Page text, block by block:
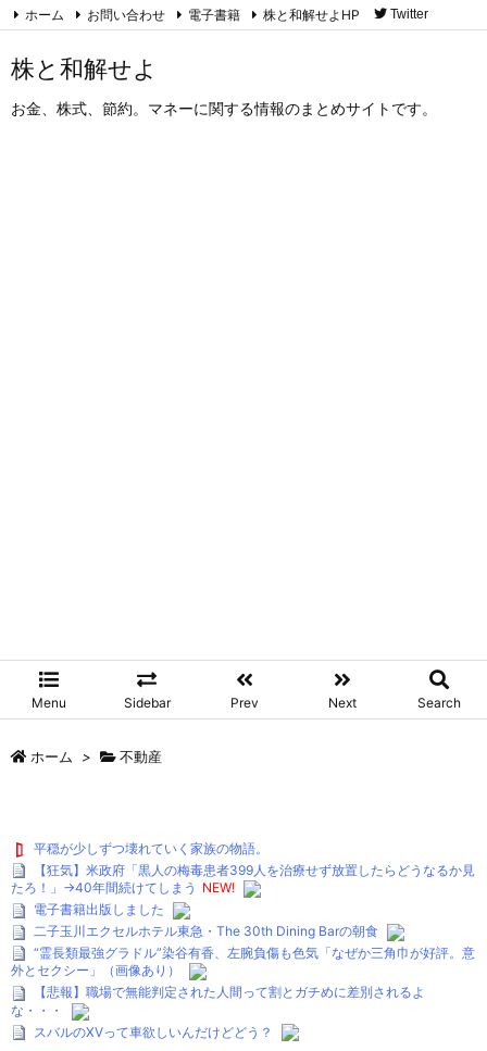
株と和解せよ
お金、株式、節約。マネーに関する情報のまとめサイトです。
Menu Sidebar Prev Next Search
ホーム お問い合わせ 電子書籍 株と和解せよHP
Twitter
ホーム > 不動産
平穏が少しずつ壊れていく家族の物語。
【狂気】米政府「黒人の梅毒患者399人を治療せず放置したらどうなるか見
たろ！」→40年間続けてしまう NEW!
電子書籍出版しました
二子玉川エクセルホテル東急・The 30th Dining Barの朝食
“霊長類最強グラドル”染谷有香、左腕負傷も色気「なぜか三角巾が好評。意
外とセクシー」（画像あり）
【悲報】職場で無能判定された人間って割とガチめに差別されるよ
な・・・
スバルのXVって車欲しいんだけどどう？